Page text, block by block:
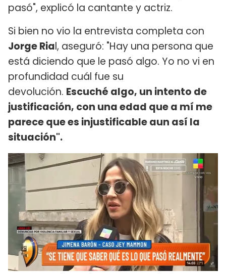
pasó", explicó la cantante y actriz.
Si bien no vio la entrevista completa con
Jorge Rial, aseguró: "Hay una persona que
está diciendo que le pasó algo. Yo no vi en
profundidad cuál fue su
devolución. Escuché algo, un intento de
justificación, con una edad que a mí me
parece que es injustificable aun así la
situación".